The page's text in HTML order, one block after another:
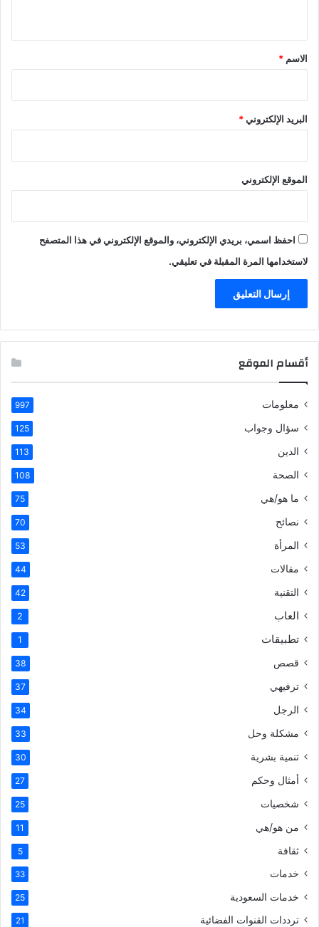
*
الاسم *
البريد الإلكتروني*
الموقع الإلكتروني
احفظ اسمي، بريدي الإلكتروني، والموقع الإلكتروني في هذا المتصفح
لاستخدامها المرة المقبلة في تعليقي.
أقسام الموقع
معلومات 997
سؤال وجواب 125
الدين 113
الصحة 108
ما هو/هي 75
نصائح 70
المرأة 53
مقالات 44
التقنية 42
العاب 2
تطبيقات 1
قصص 38
ترفيهي 37
الرجل 34
مشكلة وحل 33
تنمية بشرية 30
أمثال وحكم 27
شخصيات 25
من هو/هي 11
ثقافة 5
خدمات 33
خدمات السعودية 25
ترددات القنوات الفضائية 21